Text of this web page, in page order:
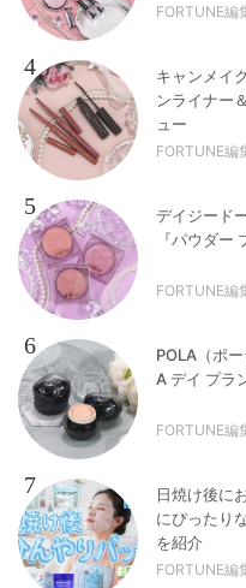
FORTUNE編
4
キャンメイ
ンライナー
ュー
FORTUNE編
5
デイジード
『パウダー
FORTUNE編
6
POLA（ポ
A デイ プラ
FORTUNE編
7
日焼け後に
にぴったり
を紹介
FORTUNE編